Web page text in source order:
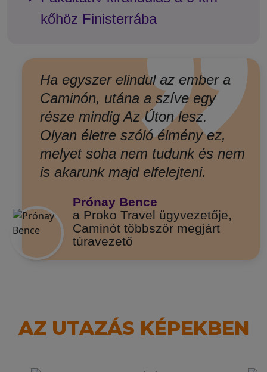
kőhöz Finisterrába”
Ha egyszer elindul az ember a
Caminón, utána a szíve egy
része mindig Az Úton lesz.
Olyan életre szóló élmény ez,
melyet soha nem tudunk és nem
is akarunk majd elfelejteni.
Prónay Bence
a Proko Travel ügyvezetője,
Caminót többször megjárt
túravezető
AZ UTAZÁS KÉPEKBEN